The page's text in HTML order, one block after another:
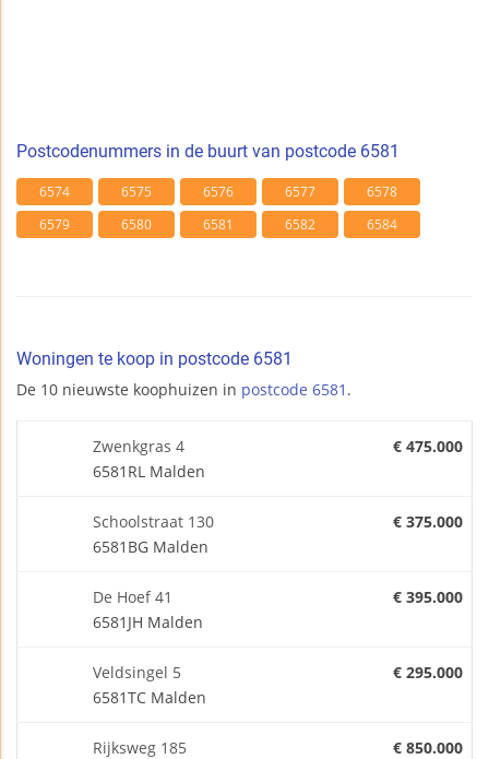
Postcodenummers in de buurt van postcode 6581
6574 6575 6576 6577
6578
6579
6580 6581 6582 6584
Woningen te koop in postcode 6581
De 10 nieuwste koophuizen in postcode 6581 .
Zwenkgras 4
6581RL Malden
€ 475.000
Schoolstraat 130
6581BG Malden
€ 375.000
De Hoef 41
6581JH Malden
€ 395.000
Veldsingel 5
6581TC Malden
€ 295.000
Rijksweg 185
€ 850.000